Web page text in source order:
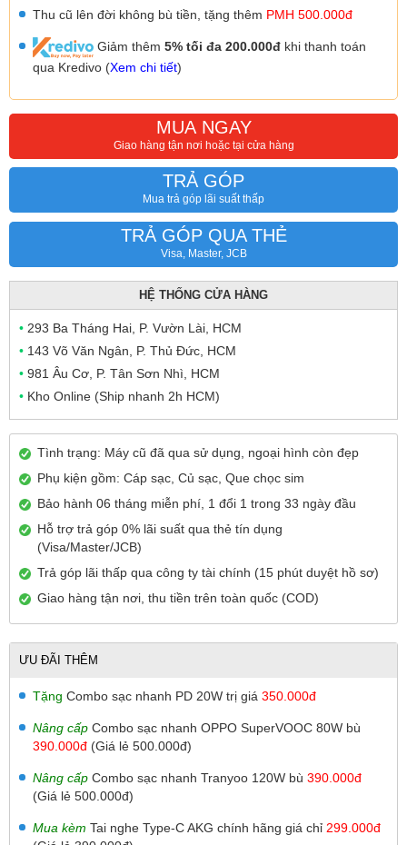
Thu cũ lên đời không bù tiền, tặng thêm PMH 500.000đ
Giảm thêm 5% tối đa 200.000đ khi thanh toán
qua Kredivo (Xem chi tiết)
MUA NGAY
Giao hàng tận nơi hoặc tại cửa hàng
TRẢ GÓP
Mua trả góp lãi suất thấp
TRẢ GÓP QUA THẺ
Visa, Master, JCB
HỆ THỐNG CỬA HÀNG
• 293 Ba Tháng Hai, P. Vườn Lài, HCM
• 143 Võ Văn Ngân, P. Thủ Đức, HCM
• 981 Âu Cơ, P. Tân Sơn Nhì, HCM
• Kho Online (Ship nhanh 2h HCM)
Tình trạng: Máy cũ đã qua sử dụng, ngoại hình còn đẹp
Phụ kiện gồm: Cáp sạc, Củ sạc, Que chọc sim
Bảo hành 06 tháng miễn phí, 1 đổi 1 trong 33 ngày đầu
Hỗ trợ trả góp 0% lãi suất qua thẻ tín dụng
(Visa/Master/JCB)
Trả góp lãi thấp qua công ty tài chính (15 phút duyệt hồ sơ)
Giao hàng tận nơi, thu tiền trên toàn quốc (COD)
ƯU ĐÃI THÊM
Tặng Combo sạc nhanh PD 20W trị giá 350.000đ
Nâng cấp Combo sạc nhanh OPPO SuperVOOC 80W bù
390.000đ (Giá lẻ 500.000đ)
Nâng cấp Combo sạc nhanh Tranyoo 120W bù 390.000đ
(Giá lẻ 500.000đ)
Mua kèm Tai nghe Type-C AKG chính hãng giá chỉ 299.000đ